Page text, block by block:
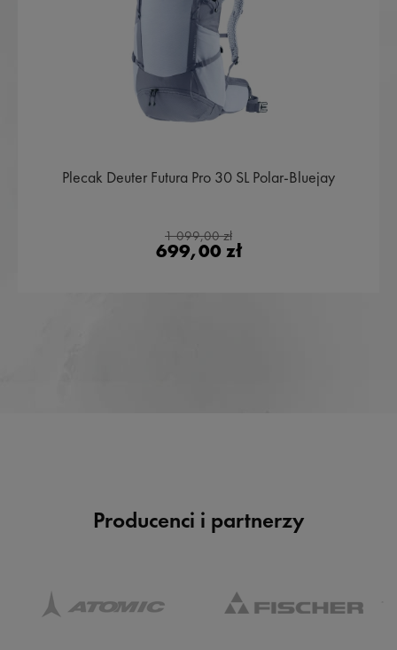
Plecak Deuter Futura Pro 30 SL Polar-Bluejay
1 099,00 zł
699,00 zł
Producenci i partnerzy